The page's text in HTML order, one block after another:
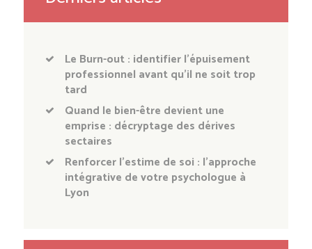
Le Burn-out : identifier l’épuisement
professionnel avant qu’il ne soit trop
tard
Quand le bien-être devient une
emprise : décryptage des dérives
sectaires
Renforcer l’estime de soi : l’approche
intégrative de votre psychologue à
Lyon